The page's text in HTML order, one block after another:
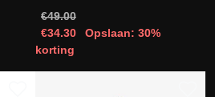
€49.00
€34.30
Opslaan: 30%
korting